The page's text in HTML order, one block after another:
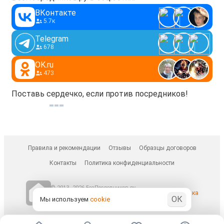
О доме: застройщик "Новый город", качественные
входные двери, большие подъезды, комнаты для
велосипедов и колясок.
можно с детьми, с животными нельзя, курить нельзя.
ВКонтакте
5.7к
Telegram
678
OK.ru
473
Поставь сердечко, если против посредников!
Правила и рекомендации Отзывы Образцы договоров
Контакты Политика конфиденциальности
© 2013–2026 БезПосредников.ру
БесПосредника.ру / besposrednika.ru
Мы используем cookie ОК